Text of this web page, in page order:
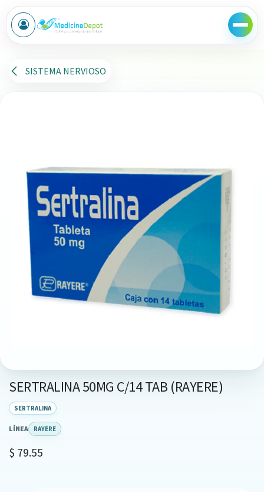
Ir al contenido
SISTEMA NERVIOSO
SERTRALINA 50MG C/14 TAB (RAYERE)
SERTRALINA
LÍNEA RAYERE
$ 79.55